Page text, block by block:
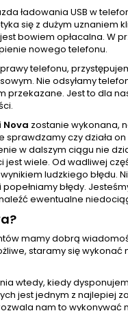
ładowania USB w
się z dużym uznaniem
bowiem opłacalna. W
nowego telefonu.
telefonu,
Nie odsyłamy
przekazane. Jest to dla
Nova zostanie wykonana,
czy działa on
w dalszym ciągu nie
wiele. Od wadliwej
ludzkiego błędu.
błędy.
ewentualne
mamy dobrą
staramy się wykonać
wtedy, kiedy
jest jednym z najlepiej
nam to wykonywać